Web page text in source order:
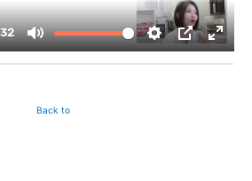
Back to